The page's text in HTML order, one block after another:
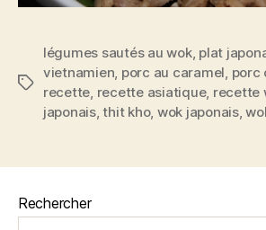
Étiquettes
légumes sautés au wok, plat
vietnamien, porc au caramel, porc
recette, recette asiatique, recette
japonais,thit kho, wok japonais,
Rechercher